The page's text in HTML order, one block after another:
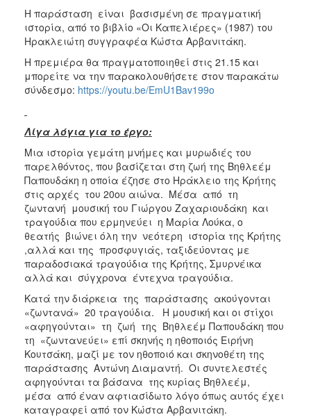
Η παράσταση είναι βασισμένη σε πραγματική
ιστορία, από το βιβλίο «Οι Καπελιέρες» (1987) του
Ηρακλειώτη συγγραφέα Κώστα Αρβανιτάκη.
Η πρεμιέρα θα πραγματοποιηθεί στις 21.15 και
μπορείτε να την παρακολουθήσετε στον παρακάτω
σύνδεσμο: https://youtu.be/EmU1Bav199o
Λίγα λόγια για το έργο:
Μια ιστορία γεμάτη μνήμες και μυρωδιές του
παρελθόντος, που βασίζεται στη ζωή της Βηθλεέμ
Παπουδάκη η οποία έζησε στο Ηράκλειο της Κρήτης
στις αρχές του 20ου αιώνα. Μέσα από τη
ζωντανή μουσική του Γιώργου Ζαχαριουδάκη και
τραγούδια που ερμηνεύει η Μαρία Λούκα, ο
θεατής βιώνει όλη την νεότερη ιστορία της Κρήτης
,αλλά και της προσφυγιάς, ταξιδεύοντας με
παραδοσιακά τραγούδια της Κρήτης, Σμυρνέικα
αλλά και σύγχρονα έντεχνα τραγούδια.
Κατά την διάρκεια της παράστασης ακούγονται
«ζωντανά» 20 τραγούδια. Η μουσική και οι στίχοι
«αφηγούνται» τη ζωή της Βηθλεέμ Παπουδάκη που
τη «ζωντανεύει» επί σκηνής η ηθοποιός Ειρήνη
Κουτσάκη, μαζί με τον ηθοποιό και σκηνοθέτη της
παράστασης Αντώνη Διαμαντή. Οι συντελεστές
αφηγούνται τα βάσανα της κυρίας Βηθλεέμ,
μέσα από έναν αφτιασίδωτο λόγο όπως αυτός έχει
καταγραφεί από τον Κώστα Αρβανιτάκη.